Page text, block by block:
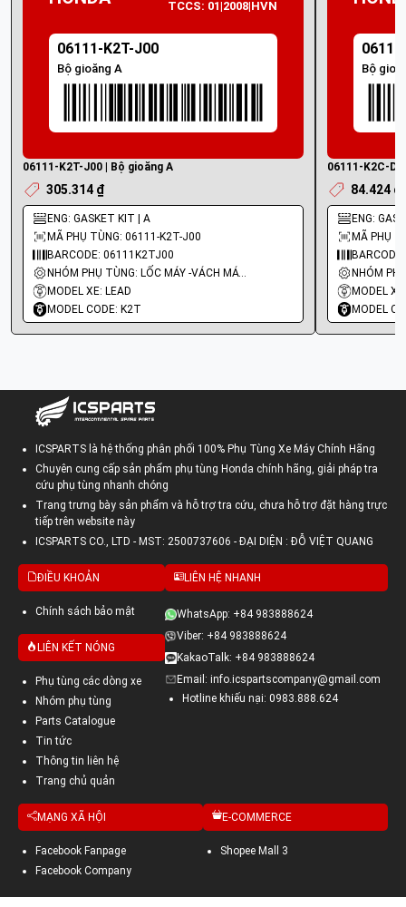
TCCS: 01|2008|HVN
06111-K2T-J00
Bộ gioăng A
06111-K2T-J00 | Bộ gioăng A
305.314 ₫
ENG: GASKET KIT | A
MÃ PHỤ TÙNG: 06111-K2T-J00
BARCODE: 06111K2TJ00
NHÓM PHỤ TÙNG: LỐC MÁY -VÁCH MÁY - GIOĂNG MÁY
MODEL XE: LEAD
MODEL CODE: K2T
Bộ
06111-K2C-
84.424 ₫
ENG:
MÃ PHỤ
MODEL
MODEL
ICSPARTS là hệ thống phân phối 100% Phụ Tùng Xe Máy Chính Hãng
Chuyên cung cấp sản phẩm phụ tùng Honda chính hãng, giải pháp tra
cứu phụ tùng nhanh chóng
Trang trưng bày sản phẩm và hỗ trợ tra cứu, chưa hỗ trợ đặt hàng trực
tiếp trên website này
ICSPARTS CO., LTD - MST: 2500737606 - ĐẠI DIỆN : ĐỖ VIỆT QUANG
ĐIỀU KHOẢN
Chính sách bảo mật
LIÊN KẾT NÓNG
Phụ tùng các dòng xe
Nhóm phụ tùng
Parts Catalogue
Tin tức
Thông tin liên hệ
Trang chủ quản
LIÊN HỆ NHANH
WhatsApp: +84 983888624
Viber: +84 983888624
KakaoTalk: +84 983888624
Email: info.icspartscompany@gmail.com
Hotline khiếu nại: 0983.888.624
MẠNG XÃ HỘI
Facebook Fanpage
Facebook Company
E-COMMERCE
Shopee Mall 3